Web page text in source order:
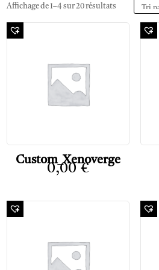
Affichage de 1–4 sur 20 résultats
Custom_Xenoverge
0,00€